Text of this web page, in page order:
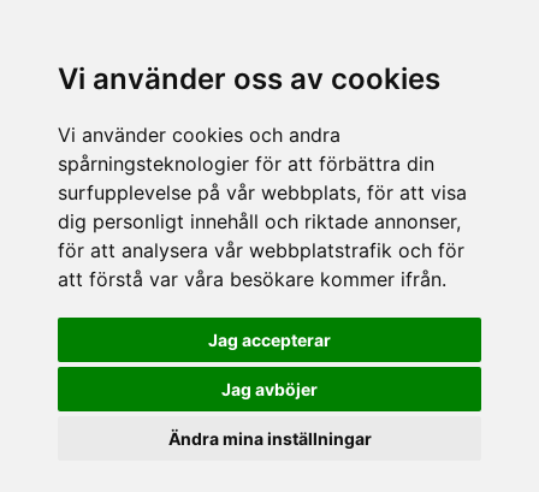
Vi använder oss av cookies
Vi använder cookies och andra
spårningsteknologier för att förbättra din
surfupplevelse på vår webbplats, för att visa
dig personligt innehåll och riktade annonser,
för att analysera vår webbplatstrafik och för
att förstå var våra besökare kommer ifrån.
Jag accepterar
Jag avböjer
Ändra mina inställningar